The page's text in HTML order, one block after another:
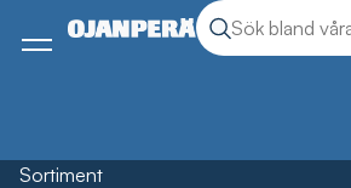
Sök produkter
Sök
Meny
Sortiment